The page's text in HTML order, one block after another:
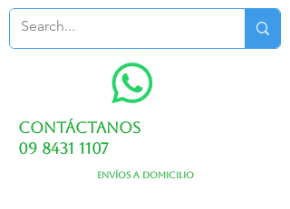
Contáctanos
09 8431 1107
Envíos a domicilio